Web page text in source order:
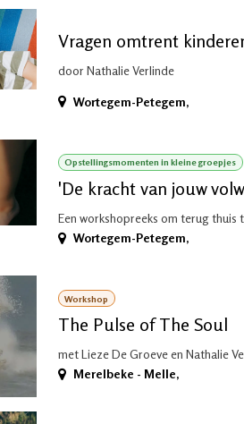
Vragen omtrent
door Nathalie Verlinde
Wortegem-Petegem,
Opstellingsmomenten in kleine groepjes
'De kracht van jouw
Een workshopreeks om terug thuis
Wortegem-Petegem,
Workshop
The Pulse of The Soul
met Lieze De Groeve en Nathalie
Merelbeke - Melle,